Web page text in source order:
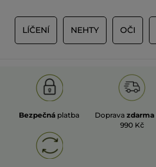
LÍČENÍ NEHTY OČI
Bezpečná platba Doprava zdarma
990 Kč